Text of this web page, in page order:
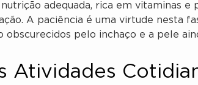
adequada, rica em vitaminas e
A paciência é uma virtude nesta
obscurecidos pelo inchaço e a pele
Atividades